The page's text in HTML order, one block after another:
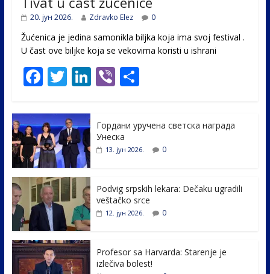
20. јун 2026. Zdravko Elez 0
Žućenica je jedina samonikla biljka koja ima svoj festival .
U čast ovе biljke koja se vekovima koristi u ishrani
F
e
b
o
o
k
T
itt
er
Li
e
dI
Vi S
e
Гордани уручена светска награда
Унеска
13. јун 2026. 0
Podvig srpskih lekara: Dečaku ugradili
veštačko srce
12. јун 2026. 0
Profesor sa Harvarda: Starenje je
izlečiva bolest!